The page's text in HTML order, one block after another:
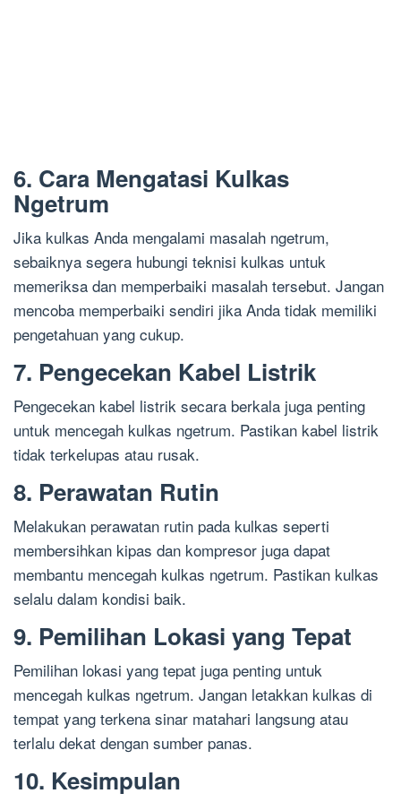
6. Cara Mengatasi Kulkas
Ngetrum
Jika kulkas Anda mengalami masalah ngetrum,
sebaiknya segera hubungi teknisi kulkas untuk
memeriksa dan memperbaiki masalah tersebut. Jangan
mencoba memperbaiki sendiri jika Anda tidak memiliki
pengetahuan yang cukup.
7. Pengecekan Kabel Listrik
Pengecekan kabel listrik secara berkala juga penting
untuk mencegah kulkas ngetrum. Pastikan kabel listrik
tidak terkelupas atau rusak.
8. Perawatan Rutin
Melakukan perawatan rutin pada kulkas seperti
membersihkan kipas dan kompresor juga dapat
membantu mencegah kulkas ngetrum. Pastikan kulkas
selalu dalam kondisi baik.
9. Pemilihan Lokasi yang Tepat
Pemilihan lokasi yang tepat juga penting untuk
mencegah kulkas ngetrum. Jangan letakkan kulkas di
tempat yang terkena sinar matahari langsung atau
terlalu dekat dengan sumber panas.
10. Kesimpulan